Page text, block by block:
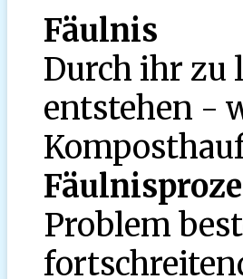
Fäulnis
Durch ihr zu
entstehen -
Problem